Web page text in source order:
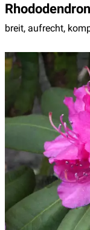
breit, aufrecht,